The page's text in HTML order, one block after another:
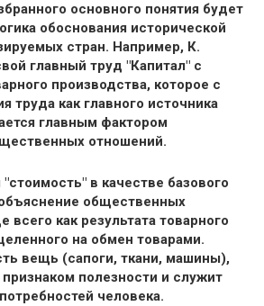
основного понятия будет
обоснования исторической
стран. Например, К.
главный труд "Капитал" с
производства, которое с
труда как главного источника
главным фактором
отношений.
в качестве базового
общественных
как результата товарного
на обмен товарами.
вещь (сапоги, ткани, машины),
признаком полезности и служит
человека.